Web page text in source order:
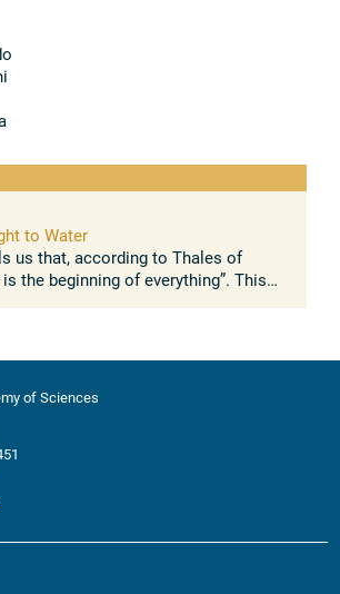
to Water
us that, according to Thales of
the beginning of everything”. This
of Sciences